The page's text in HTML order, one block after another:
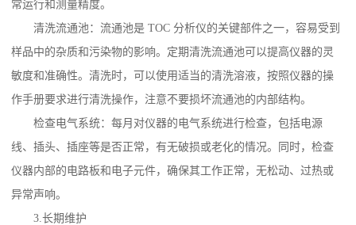
常运行和测量精度。
清洗流通池：流通池是 TOC 分析仪的关键部件之一，容易受到
样品中的杂质和污染物的影响。定期清洗流通池可以提高仪器的灵
敏度和准确性。清洗时，可以使用适当的清洗溶液，按照仪器的操
作手册要求进行清洗操作，注意不要损坏流通池的内部结构。
检查电气系统：每月对仪器的电气系统进行检查，包括电源
线、插头、插座等是否正常，有无破损或老化的情况。同时，检查
仪器内部的电路板和电子元件，确保其工作正常，无松动、过热或
异常声响。
3.长期维护